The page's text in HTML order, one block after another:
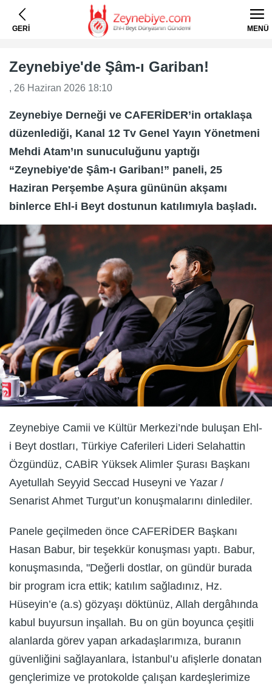
GERİ MENÜ
Zeynebiye'de Şâm-ı Gariban!
, 26 Haziran 2026 18:10
Zeynebiye Derneği ve CAFERİDER’in ortaklaşa
düzenlediği, Kanal 12 Tv Genel Yayın Yönetmeni
Mehdi Atam’ın sunuculuğunu yaptığı
“Zeynebiye'de Şâm-ı Gariban!” paneli, 25
Haziran Perşembe Aşura gününün akşamı
binlerce Ehl-i Beyt dostunun katılımıyla başladı.
Zeynebiye Camii ve Kültür Merkezi’nde buluşan Ehl-
i Beyt dostları, Türkiye Caferileri Lideri Selahattin
Özgündüz, CABİR Yüksek Alimler Şurası Başkanı
Ayetullah Seyyid Seccad Huseyni ve Yazar /
Senarist Ahmet Turgut’un konuşmalarını dinlediler.
Panele geçilmeden önce CAFERİDER Başkanı
Hasan Babur, bir teşekkür konuşması yaptı. Babur,
konuşmasında, "Değerli dostlar, on gündür burada
bir program icra ettik; katılım sağladınız, Hz.
Hüseyin’e (a.s) gözyaşı döktünüz, Allah dergâhında
kabul buyursun inşallah. Bu on gün boyunca çeşitli
alanlarda görev yapan arkadaşlarımıza, buranın
güvenliğini sağlayanlara, İstanbul’u afişlerle donatan
gençlerimize ve protokolde çalışan kardeşlerimize